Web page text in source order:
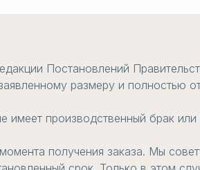
Постановлений
размеру и полностью
производственный брак
получения заказа. Мы